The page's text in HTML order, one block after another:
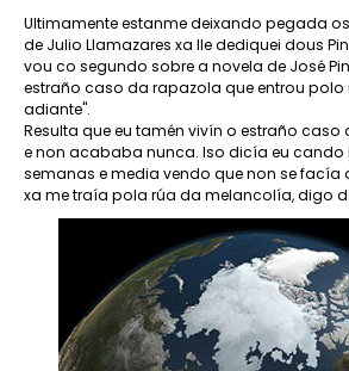
Ultimamente estanme deixando pegada
de Julio Llamazares xa lle dediquei dous
vou co segundo sobre a novela de José
estraño caso da rapazola que entrou
adiante".
Resulta que eu tamén vivín o estraño
e non acababa nunca. Iso dicía eu cando
semanas e media vendo que non se facía
xa me traía pola rúa da melancolía, digo